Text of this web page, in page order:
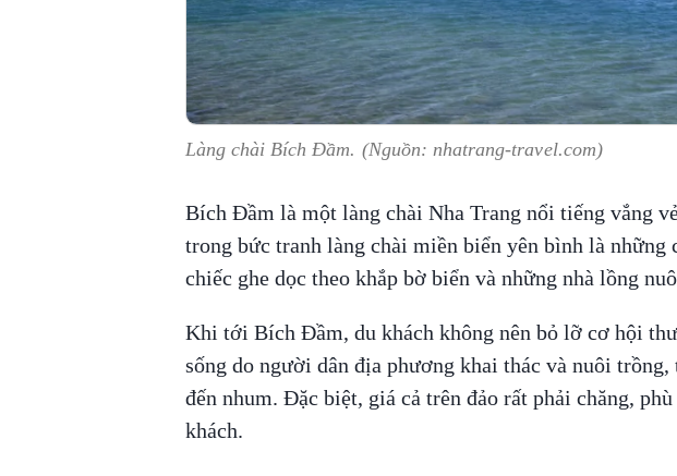
Làng chài Bích Đầm. (Nguồn: nhatrang-travel.com)
Bích Đầm là một làng chài Nha Trang nổi tiếng vắng
trong bức tranh làng chài miền biển yên bình là những
chiếc ghe dọc theo khắp bờ biển và những nhà lồng
Khi tới Bích Đầm, du khách không nên bỏ lỡ cơ hội
sống do người dân địa phương khai thác và nuôi
đến nhum. Đặc biệt, giá cả trên đảo rất phải chăng,
khách.